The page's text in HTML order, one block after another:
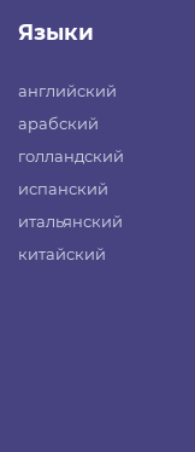
Языки
английский
арабский
голландский
испанский
итальянский
китайский